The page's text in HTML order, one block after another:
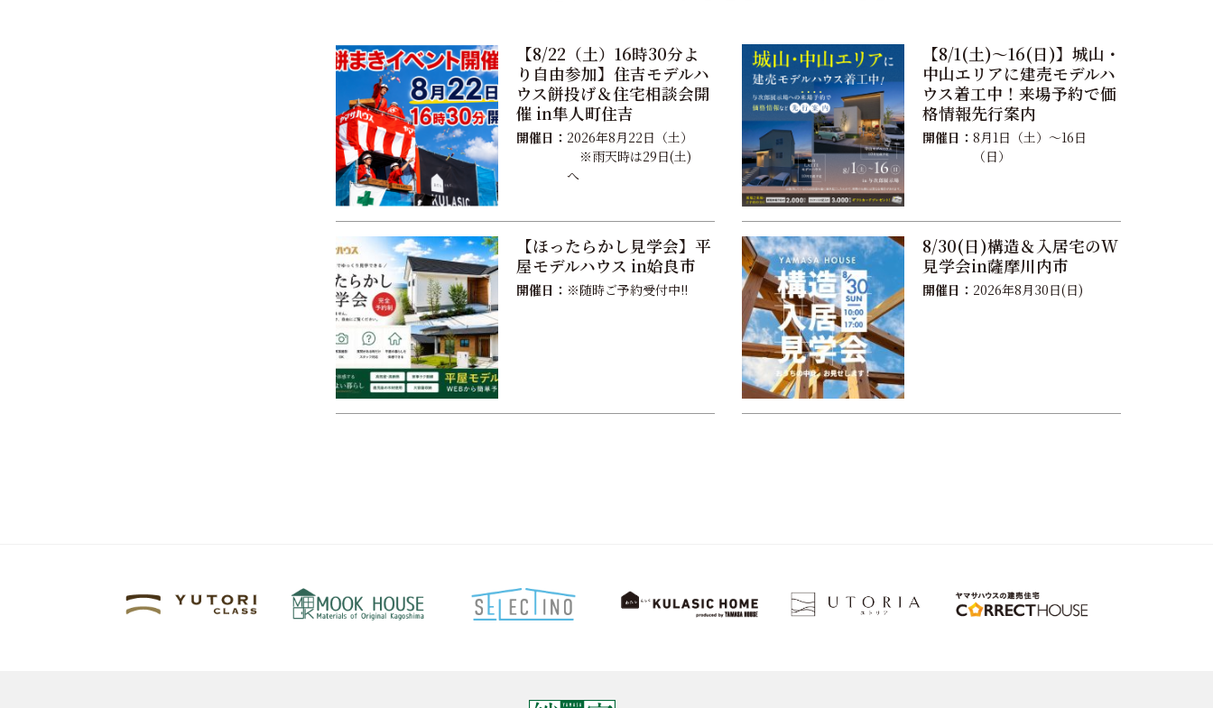
【8/22（土）16時30分よ
り自由参加】住吉モデルハ
ウス餅投げ＆住宅相談会開
催 in隼人町住吉
開催日： 2026年8月22日（土）
※雨天時は29日(土)
へ
【8/1(土)〜16(日)】城山・
中山エリアに建売モデルハ
ウス着工中！来場予約で価
格情報先行案内
開催日： 8月1日（土）〜16日
（日）
【ほったらかし見学会】平
屋モデルハウス in姶良市
開催日： ※随時ご予約受付中!!
8/30(日)構造＆入居宅のW
見学会in薩摩川内市
開催日： 2026年8月30日(日)